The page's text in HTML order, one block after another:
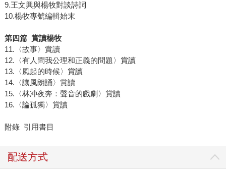
9.王文興與楊牧對談詩詞
10.楊牧專號編輯始末
第四篇 賞讀楊牧
11.〈故事〉賞讀
12.〈有人問我公理和正義的問題〉賞讀
13.〈風起的時候〉賞讀
14.〈讓風朗誦〉賞讀
15.〈林冲夜奔：聲音的戲劇〉賞讀
16.〈論孤獨〉賞讀
附錄 引用書目
配送方式